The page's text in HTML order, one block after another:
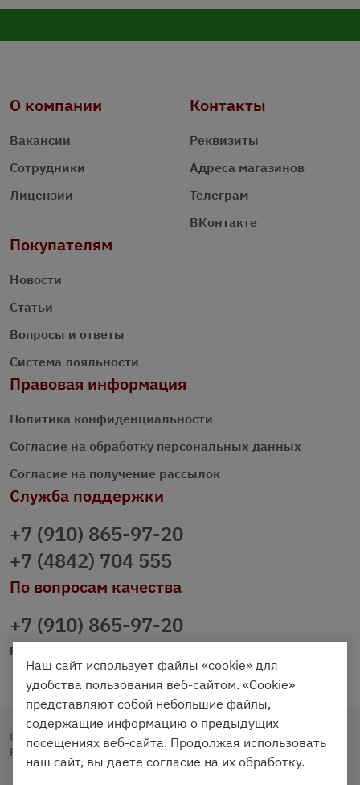
О компании
Вакансии
Сотрудники
Лицензии
Контакты
Реквизиты
Адреса магазинов
Телеграм
ВКонтакте
Покупателям
Новости
Статьи
Вопросы и ответы
Система лояльности
Правовая информация
Политика конфиденциальности
Согласие на обработку персональных данных
Согласие на получение рассылок
Служба поддержки
+7 (910) 865-97-20
+7 (4842) 704 555
По вопросам качества
+7 (910) 865-97-20
prazdnichniy40@palmi.ru
Copyright © 2020 - 2026. Праздничный Стол.
Разработка и продвижение - Vegas Studio
Наш сайт использует файлы «cookie» для
удобства пользования веб-сайтом. «Cookie»
представляют собой небольшие файлы,
содержащие информацию о предыдущих
посещениях веб-сайта. Продолжая использовать
наш сайт, вы даете согласие на их обработку.